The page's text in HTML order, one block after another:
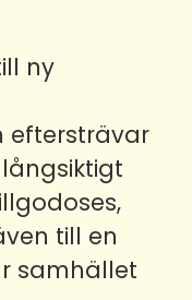
ny
eftersträvar
till en
samhället